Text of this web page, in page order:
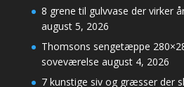
8 grene til gulvvase der virker
august 5, 2026
Thomsons sengetæppe
soveværelse august 4, 2026
7 kunstige siv og græsser der